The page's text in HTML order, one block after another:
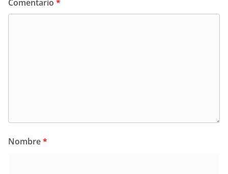
Comentario *
Nombre*